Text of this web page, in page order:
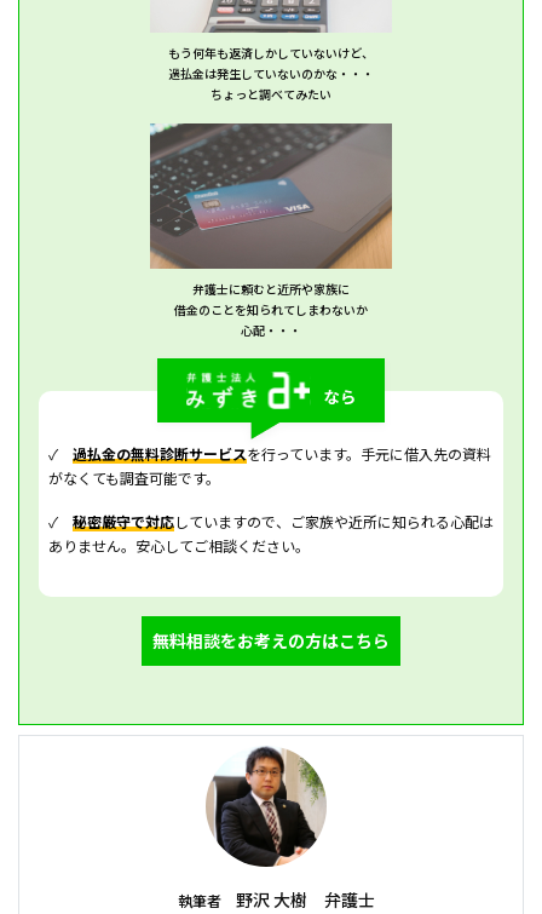
もう何年も返済しかしていないけど、
過払金は発生していないのかな・・・
ちょっと調べてみたい
弁護士に頼むと近所や家族に
借金のことを知られてしまわないか
心配・・・
✓ 過払金の無料診断サービスを行っています。手元に借入先の資料
がなくても調査可能です。
✓ 秘密厳守で対応していますので、ご家族や近所に知られる心配は
ありません。安心してご相談ください。
無料相談をお考えの方はこちら
執筆者 野沢 大樹 弁護士